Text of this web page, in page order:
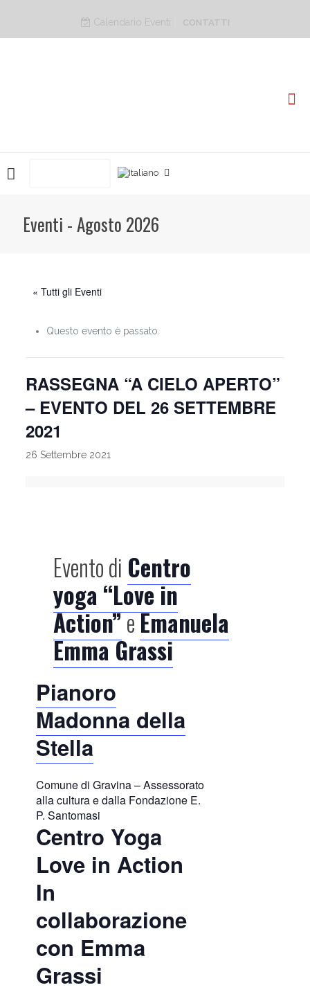
Calendario Eventi CONTATTI
Eventi - Agosto 2026
« Tutti gli Eventi
Questo evento è passato.
RASSEGNA “A CIELO APERTO”
– EVENTO DEL 26 SETTEMBRE
2021
26 Settembre 2021
Evento di Centro
yoga “Love in
Action”eEmanuela
Emma Grassi
Pianoro
Madonna della
Stella
Comune di Gravina – Assessorato
alla cultura e dalla Fondazione E.
P. Santomasi
Centro Yoga
Love in Action
In
collaborazione
con Emma
Grassi